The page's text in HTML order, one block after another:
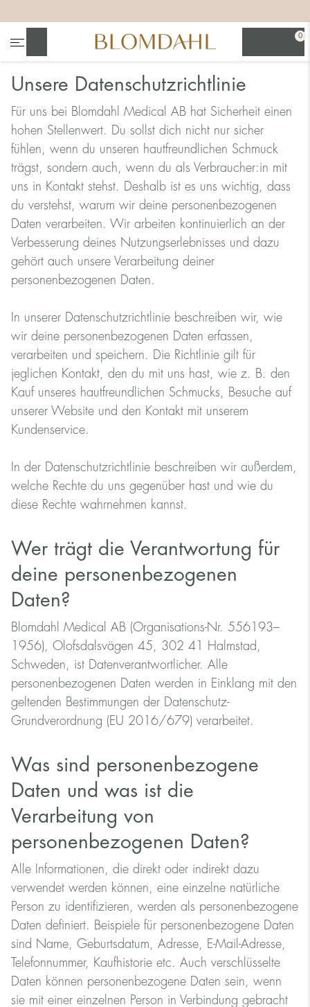
0
Nasenschmuck
Unsere Datenschutzrichtlinie
Für uns bei Blomdahl Medical AB hat Sicherheit einen
hohen Stellenwert. Du sollst dich nicht nur sicher
fühlen, wenn du unseren hautfreundlichen Schmuck
trägst, sondern auch, wenn du als Verbraucher:in mit
uns in Kontakt stehst. Deshalb ist es uns wichtig, dass
du verstehst, warum wir deine personenbezogenen
Daten verarbeiten. Wir arbeiten kontinuierlich an der
Verbesserung deines Nutzungserlebnisses und dazu
gehört auch unsere Verarbeitung deiner
personenbezogenen Daten.
In unserer Datenschutzrichtlinie beschreiben wir, wie
wir deine personenbezogenen Daten erfassen,
verarbeiten und speichern. Die Richtlinie gilt für
jeglichen Kontakt, den du mit uns hast, wie z. B. den
Kauf unseres hautfreundlichen Schmucks, Besuche auf
unserer Website und den Kontakt mit unserem
Kundenservice.
In der Datenschutzrichtlinie beschreiben wir außerdem,
welche Rechte du uns gegenüber hast und wie du
diese Rechte wahrnehmen kannst.
Wer trägt die Verantwortung für
deine personenbezogenen
Daten?
Blomdahl Medical AB (Organisations-Nr. 556193–
1956), Olofsdalsvägen 45, 302 41 Halmstad,
Schweden, ist Datenverantwortlicher. Alle
personenbezogenen Daten werden in Einklang mit den
geltenden Bestimmungen der Datenschutz-
Grundverordnung (EU 2016/679) verarbeitet.
Was sind personenbezogene
Daten und was ist die
Verarbeitung von
personenbezogenen Daten?
Alle Informationen, die direkt oder indirekt dazu
verwendet werden können, eine einzelne natürliche
Person zu identifizieren, werden als personenbezogene
Daten definiert. Beispiele für personenbezogene Daten
sind Name, Geburtsdatum, Adresse, E-Mail-Adresse,
Telefonnummer, Kaufhistorie etc. Auch verschlüsselte
Daten können personenbezogene Daten sein, wenn
sie mit einer einzelnen Person in Verbindung gebracht